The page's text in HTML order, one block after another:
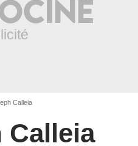
Calleia
Calleia